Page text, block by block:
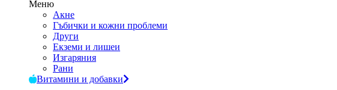
Меню
Акне
Гъбички и кожни проблеми
Други
Екземи и лишеи
Изгаряния
Рани
Витамини и добавки